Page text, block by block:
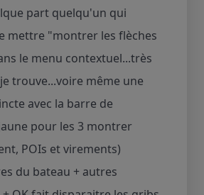
part quelqu'un qui
mettre "montrer les flèches
le menu contextuel...très
trouve...voire même une
avec la barre de
pour les 3 montrer
POIs et virements)
du bateau + autres